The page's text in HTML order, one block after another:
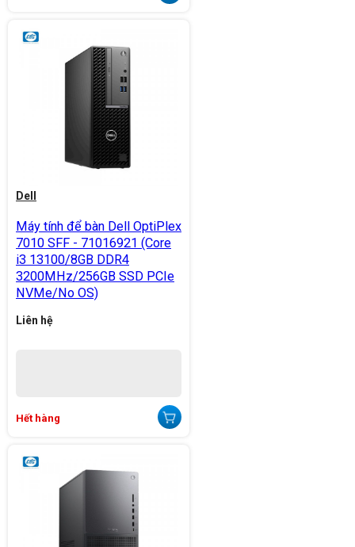
Dell
Máy tính để bàn Dell OptiPlex
7010 SFF - 71016921 (Core
i3 13100/8GB DDR4
3200MHz/256GB SSD PCIe
NVMe/No OS)
Liên hệ
Hết hàng